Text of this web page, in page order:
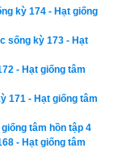
niên số 1 hiện
mới của chúng tôi
mà còn luận giải
dễ dàng lựa chọn
Hãy thử một lần
mềm lịch vạn sự
kỳ 174 - Hạt giống
sống kỳ 173 - Hạt
- Hạt giống tâm
171 - Hạt giống tâm
tâm hồn tập 4
- Hạt giống tâm